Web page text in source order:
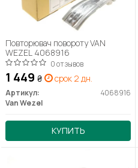
Повторювач повороту VAN
WEZEL 4068916
0 отзывов
1 449 ₴ срок 2 дн.
Артикул:
4068916
Van Wezel
КУПИТЬ